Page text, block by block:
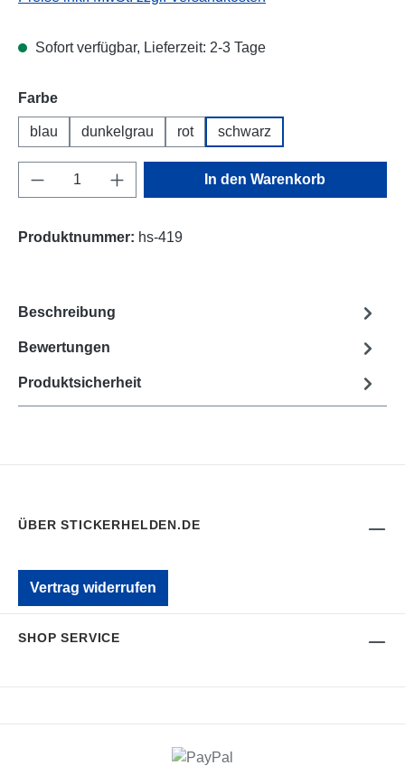
Sofort verfügbar, Lieferzeit: 2-3 Tage
Farbe
blau dunkelgrau rot schwarz
Produkt Anzahl: Gib den gewünschten
In den Warenkorb
Produktnummer: hs-419
Beschreibung
Bewertungen
Produktsicherheit
ÜBER STICKERHELDEN.DE
Vertrag widerrufen
SHOP SERVICE